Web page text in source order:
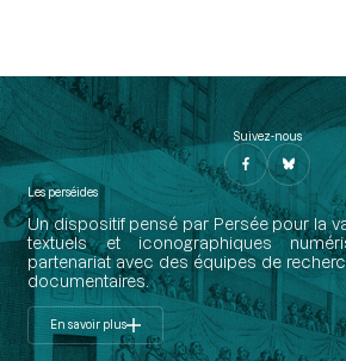
Suivez-nous
Les perséides
Un dispositif pensé par Persée pour la
textuels et iconographiques
partenariat avec des équipes de
documentaires.
En savoir plus